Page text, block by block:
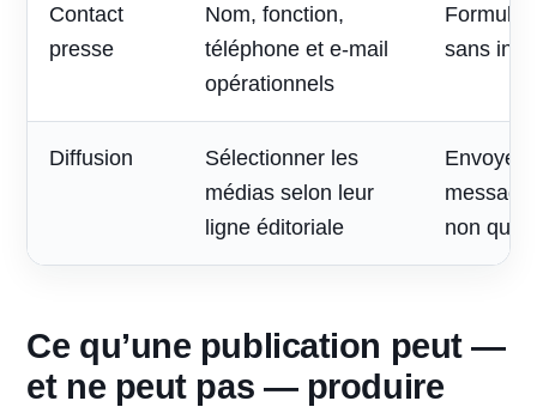
Contact
presse
Nom, fonction,
téléphone et e-mail
opérationnels
sans
Diffusion
Sélectionner les
médias selon leur
ligne éditoriale
Envoyer
non
Ce qu’une publication peut —
et ne peut pas — produire